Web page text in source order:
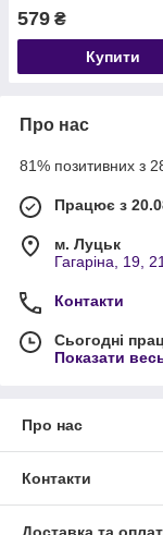
579 ₴
Купити
Про нас
81% позитивних з
Працює з
м. Луцьк
Гагаріна, 19,
Контакти
Сьогодні
Показати
Про нас
Контакти